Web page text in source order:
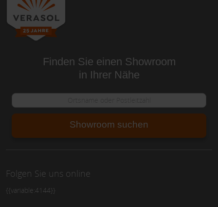
Finden Sie einen Showroom
in Ihrer Nähe
Showroom suchen
Folgen Sie uns online
{{variable:4144}}